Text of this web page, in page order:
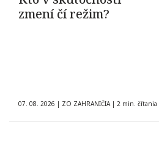
zmení čí režim?
07. 08. 2026 | ZO ZAHRANIČIA | 2 min. čítania